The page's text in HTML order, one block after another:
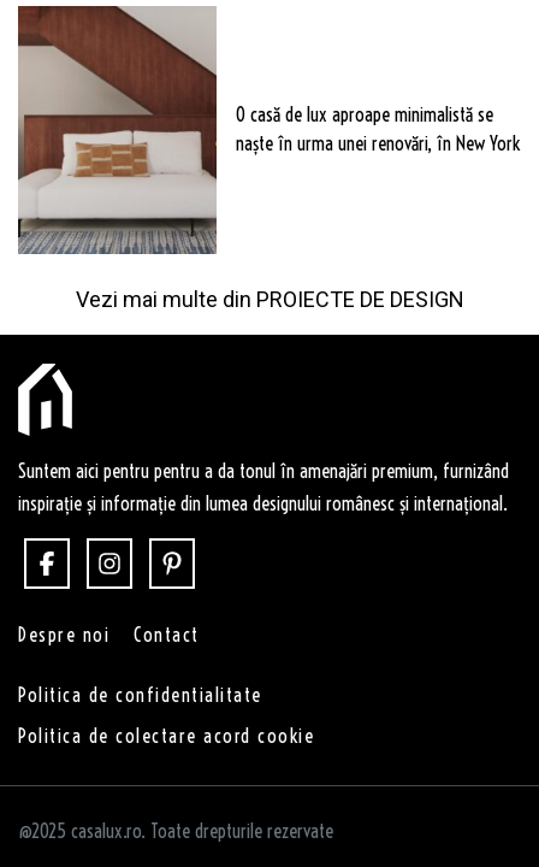
O casă de lux aproape minimalistă se
naște în urma unei renovări, în New York
Vezi mai multe din PROIECTE DE DESIGN
Suntem aici pentru pentru a da tonul în amenajări premium, furnizând
inspirație și informație din lumea designului românesc și internațional.
Despre noi Contact
Politica de confidentialitate
Politica de colectare acord cookie
@2025 casalux.ro. Toate drepturile rezervate